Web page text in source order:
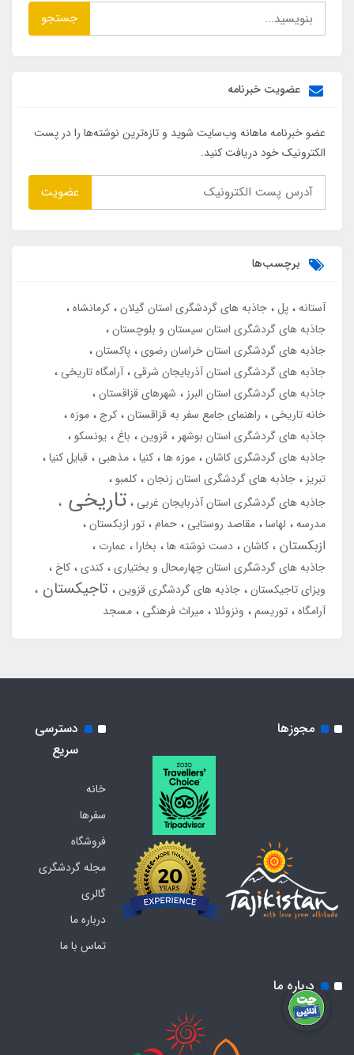
جستجو
عضویت خبرنامه
عضو خبرنامه ماهانه وب‌سایت شوید و تازه‌ترین نوشته‌ها را در پست
الکترونیک خود دریافت کنید.
عضویت
برچسب‌ها
آستانه پل جاذبه های گردشگری استان گیلان کرمانشاه
جاذبه های گردشگری استان سیستان و بلوچستان
جاذبه های گردشگری استان خراسان رضوی پاکستان
جاذبه های گردشگری استان آذربایجان شرقی
آرامگاه تاریخی
جاذبه های گردشگری استان البرز
شهرهای قزاقستان
خانه تاریخی
راهنمای جامع سفر به قزاقستان کرج موزه
جاذبه های گردشگری استان بوشهر
قزوین باغ یونسکو
جاذبه های گردشگری کاشان موزه ها کنیا مذهبی
قبایل کنیا
تبریز
جاذبه های گردشگری استان زنجان کلمبو
جاذبه های گردشگری استان آذربایجان غربی
تاریخی
مدرسه لهاسا مقاصد روستایی حمام تور ازبکستان
ازبکستان کاشان دست نوشته ها بخارا
عمارت
جاذبه های گردشگری استان چهارمحال و بختیاری کندی کاخ
ویزای تاجیکستان جاذبه های گردشگری قزوین تاجیکستان
آرامگاه توریسم ونزوئلا میراث فرهنگی مسجد
مجوزها
دسترسی
سریع
خانه
سفرها
فروشگاه
مجله گردشگری
گالری
درباره ما
تماس با ما
درباره ما